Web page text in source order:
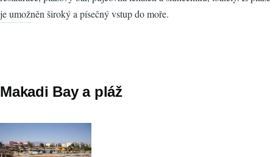
je umožněn široký a písečný vstup do moře.
Makadi Bay a pláž